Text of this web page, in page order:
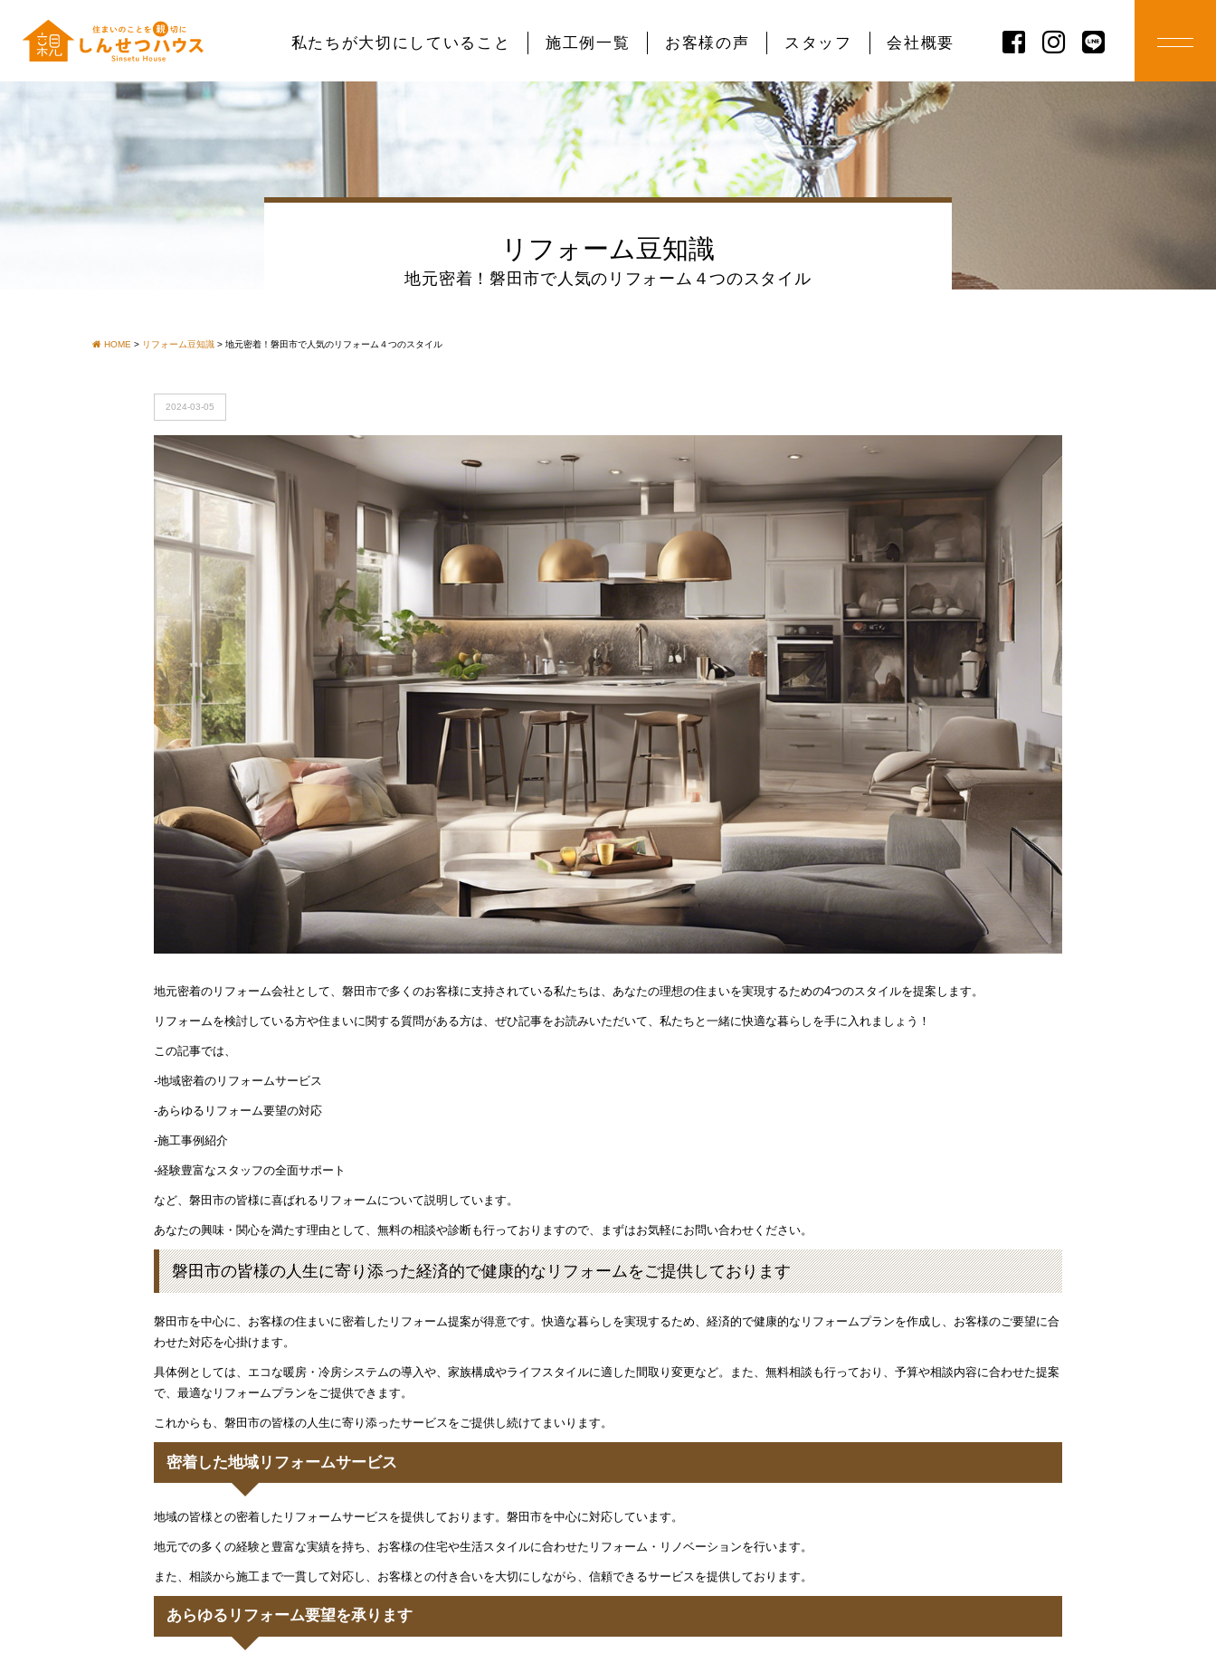
私たちが大切にしていること 施工例一覧 お客様の声 スタッフ 会社概要
リフォーム豆知識
地元密着！磐田市で人気のリフォーム４つのスタイル
HOME > リフォーム豆知識 > 地元密着！磐田市で人気のリフォーム４つのスタイル
2024-03-05
地元密着のリフォーム会社として、磐田市で多くのお客様に支持されている私たちは、あなたの理想の住まいを実現するための4つのスタイルを提案します。
リフォームを検討している方や住まいに関する質問がある方は、ぜひ記事をお読みいただいて、私たちと一緒に快適な暮らしを手に入れましょう！
この記事では、
-地域密着のリフォームサービス
-あらゆるリフォーム要望の対応
-施工事例紹介
-経験豊富なスタッフの全面サポート
など、磐田市の皆様に喜ばれるリフォームについて説明しています。
あなたの興味・関心を満たす理由として、無料の相談や診断も行っておりますので、まずはお気軽にお問い合わせください。
磐田市の皆様の人生に寄り添った経済的で健康的なリフォームをご提供しております
磐田市を中心に、お客様の住まいに密着したリフォーム提案が得意です。快適な暮らしを実現するため、経済的で健康的なリフォームプランを作成し、お客様のご要望に合
わせた対応を心掛けます。
具体例としては、エコな暖房・冷房システムの導入や、家族構成やライフスタイルに適した間取り変更など。また、無料相談も行っており、予算や相談内容に合わせた提案
で、最適なリフォームプランをご提供できます。
これからも、磐田市の皆様の人生に寄り添ったサービスをご提供し続けてまいります。
密着した地域リフォームサービス
地域の皆様との密着したリフォームサービスを提供しております。磐田市を中心に対応しています。
地元での多くの経験と豊富な実績を持ち、お客様の住宅や生活スタイルに合わせたリフォーム・リノベーションを行います。
また、相談から施工まで一貫して対応し、お客様との付き合いを大切にしながら、信頼できるサービスを提供しております。
あらゆるリフォーム要望を承ります